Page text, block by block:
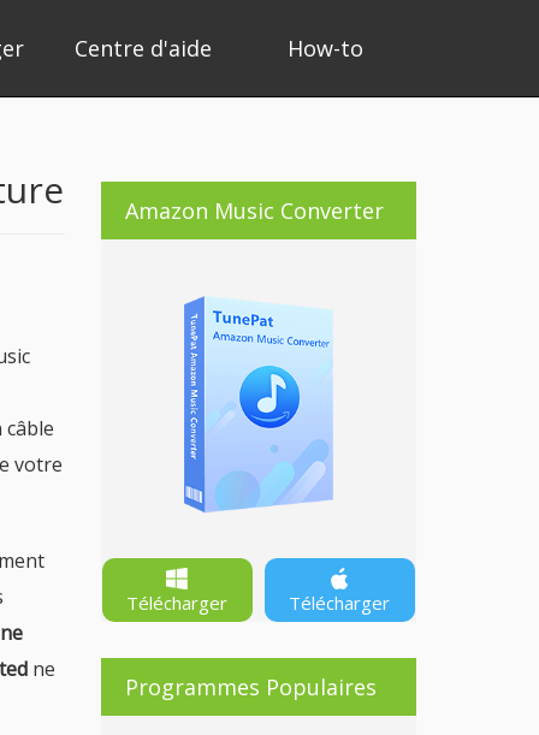
Centre d'aide How-to
votre
ne
Amazon Music Converter
Télécharger Télécharger
Programmes Populaires